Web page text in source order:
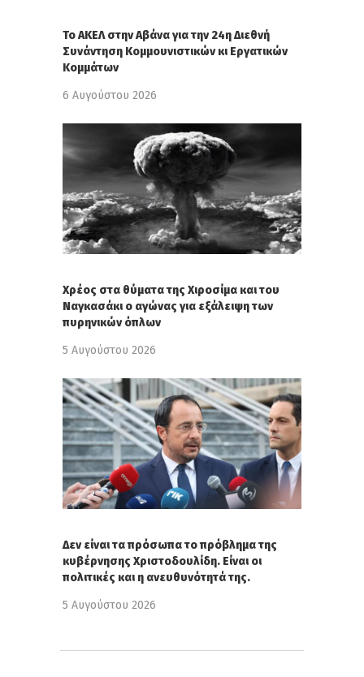
Το ΑΚΕΛ στην Αβάνα για την 24η Διεθνή
Συνάντηση Κομμουνιστικών κι Εργατικών
Κομμάτων
6 Αυγούστου 2026
Χρέος στα θύματα της Χιροσίμα και του
Ναγκασάκι ο αγώνας για εξάλειψη των
πυρηνικών όπλων
5 Αυγούστου 2026
Δεν είναι τα πρόσωπα το πρόβλημα της
κυβέρνησης Χριστοδουλίδη. Είναι οι
πολιτικές και η ανευθυνότητά της.
5 Αυγούστου 2026